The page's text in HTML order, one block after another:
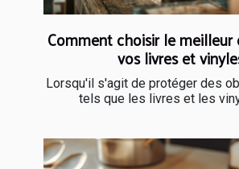
Comment choisir le
vos livres et
Lorsqu'il s'agit de protéger des
tels que les livres et les